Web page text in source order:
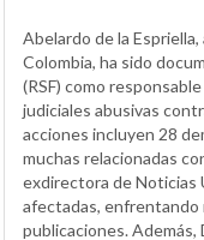
Abelardo de la
Colombia, ha sido
(RSF) como
judiciales abusivas
acciones incluyen 28
muchas relacionadas
exdirectora de Noticias
afectadas, enfrentando
publicaciones. Además,